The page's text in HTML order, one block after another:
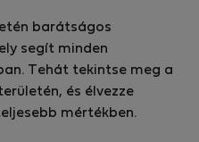
barátságos
segít minden
Tehát tekintse meg a
és élvezze
mértékben.